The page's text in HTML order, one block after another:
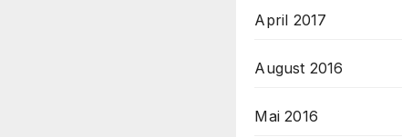
April 2017
August 2016
Mai 2016